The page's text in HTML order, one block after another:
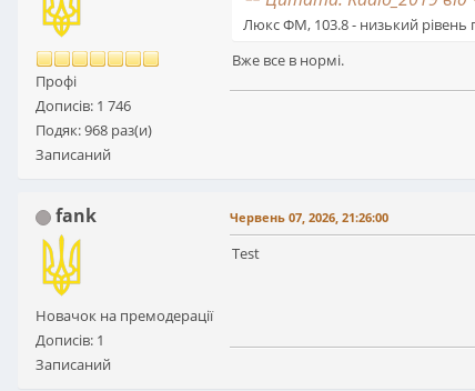
Профі
Дописів: 1 746
Подяк: 968 раз(и)
Записаний
Люкс ФМ, 103.8 - низький рівень
Вже все в нормі.
fank
Новачок на премодерації
Дописів: 1
Записаний
Червень 07, 2026, 21:26:00
Test